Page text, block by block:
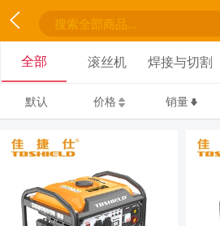
全部 滚丝机 焊接与切割
默认 价格 销量